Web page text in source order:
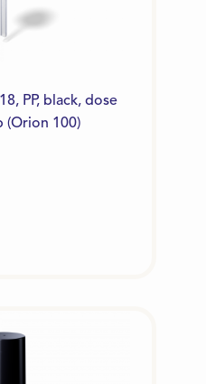
PP, black, dose
(Orion 100)